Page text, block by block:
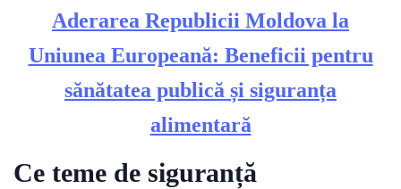
Aderarea Republicii Moldova la
Uniunea Europeană: Beneficii pentru
sănătatea publică și siguranța
alimentară
Ce teme de siguranță